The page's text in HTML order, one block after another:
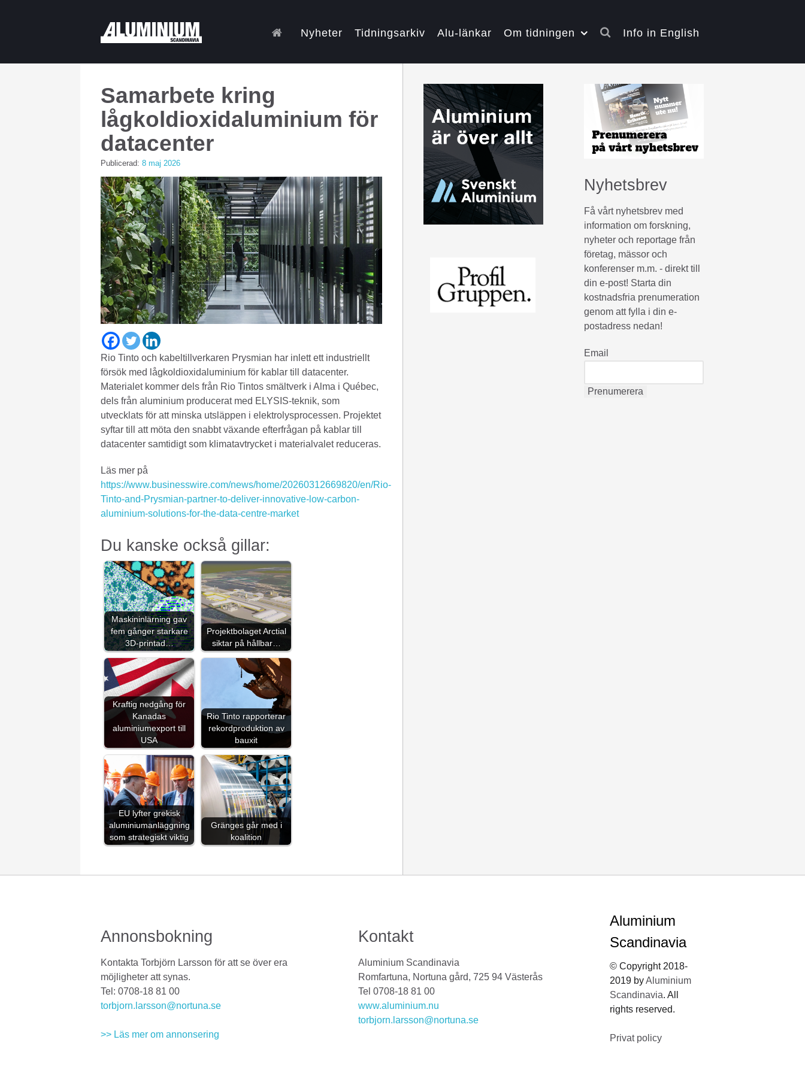
Nyheter Tidningsarkiv Alu-länkar Om tidningen Info in English
Samarbete kring
lågkoldioxidaluminium för
datacenter
Publicerad:8 maj 2026
Rio Tinto och kabeltillverkaren Prysmian har inlett ett industriellt
försök med lågkoldioxidaluminium för kablar till datacenter.
Materialet kommer dels från Rio Tintos smältverk i Alma i Québec,
dels från aluminium producerat med ELYSIS-teknik, som
utvecklats för att minska utsläppen i elektrolysprocessen. Projektet
syftar till att möta den snabbt växande efterfrågan på kablar till
datacenter samtidigt som klimatavtrycket i materialvalet reduceras.
Läs mer på
https://www.businesswire.com/news/home/20260312669820/en/Rio-
Tinto-and-Prysmian-partner-to-deliver-innovative-low-carbon-
aluminium-solutions-for-the-data-centre-market
Du kanske också gillar:
Maskininlärning gav
fem gånger starkare
3D-printad…
Projektbolaget Arctial
siktar på hållbar…
Kraftig nedgång för
Kanadas
aluminiumexport till
USA
Rio Tinto rapporterar
rekordproduktion av
bauxit
EU lyfter grekisk
aluminiumanläggning
som strategiskt viktig
Gränges går med i
koalition
Nyhetsbrev
Få vårt nyhetsbrev med
information om forskning,
nyheter och reportage från
företag, mässor och
konferenser m.m. - direkt till
din e-post! Starta din
kostnadsfria prenumeration
genom att fylla i din e-
postadress nedan!
Email
Annonsbokning
Kontakta Torbjörn Larsson för att se över era
möjligheter att synas.
Tel: 0708-18 81 00
torbjorn.larsson@nortuna.se
>> Läs mer om annonsering
Kontakt
Aluminium Scandinavia
Romfartuna, Nortuna gård, 725 94 Västerås
Tel 0708-18 81 00
www.aluminium.nu
torbjorn.larsson@nortuna.se
Aluminium
Scandinavia
© Copyright 2018-
2019 byAluminium
Scandinavia. All
rights reserved.
Privat policy